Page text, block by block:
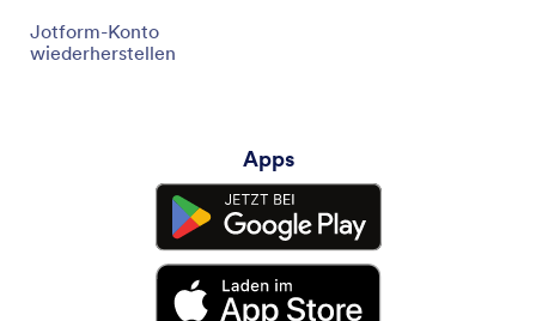
Jotform-Konto
wiederherstellen
Apps